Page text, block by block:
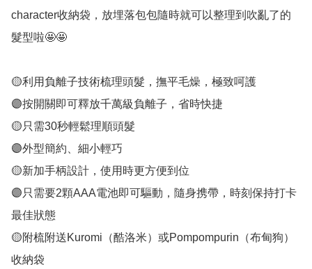
character收納袋，放埋落包包隨時就可以整理到吹亂了的
髮型啦🤩🤩
🟡利用負離子技術梳理頭髮，撫平毛燥，極致呵護
🟣按開關即可釋放千萬級負離子，省時快捷
🟡只需30秒輕鬆理順頭髮
🟣外型簡約、細小輕巧
🟡新加手柄設計，使用時更方便到位
🟣只需要2顆AAA電池即可驅動，隨身携帶，時刻保持打卡
最佳狀態
🟡附梳附送Kuromi（酷洛米）或Pompompurin（布甸狗）
收納袋